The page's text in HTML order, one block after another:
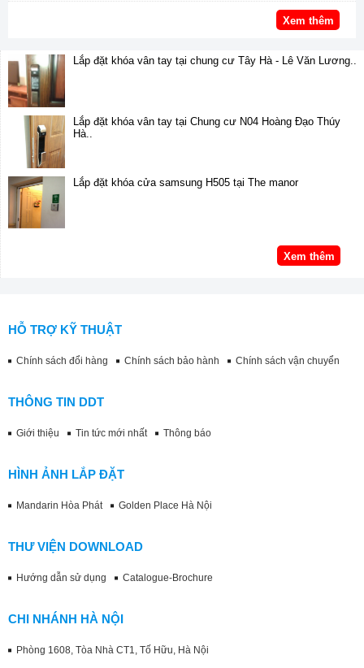
Xem thêm
Lắp đặt khóa vân tay tại chung cư Tây Hà - Lê Văn Lương..
Lắp đặt khóa vân tay tại Chung cư N04 Hoàng Đạo Thúy
Hà..
Lắp đặt khóa cửa samsung H505 tại The manor
Xem thêm
HỖ TRỢ KỸ THUẬT
Chính sách đổi hàng Chính sách bảo hành Chính sách vận chuyển
THÔNG TIN DDT
Giới thiệu Tin tức mới nhất Thông báo
HÌNH ẢNH LẮP ĐẶT
Mandarin Hòa Phát Golden Place Hà Nội
THƯ VIỆN DOWNLOAD
Hướng dẫn sử dụng Catalogue-Brochure
CHI NHÁNH HÀ NỘI
Phòng 1608, Tòa Nhà CT1, Tố Hữu, Hà Nội